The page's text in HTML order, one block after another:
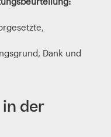
Dank und
der